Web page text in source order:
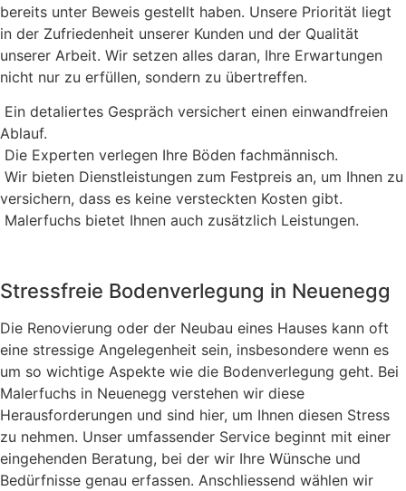
bereits unter Beweis gestellt haben. Unsere Priorität liegt
in der Zufriedenheit unserer Kunden und der Qualität
unserer Arbeit. Wir setzen alles daran, Ihre Erwartungen
nicht nur zu erfüllen, sondern zu übertreffen.
Ein detaliertes Gespräch versichert einen einwandfreien
Ablauf.
Die Experten verlegen Ihre Böden fachmännisch.
Wir bieten Dienstleistungen zum Festpreis an, um Ihnen zu
versichern, dass es keine versteckten Kosten gibt.
Malerfuchs bietet Ihnen auch zusätzlich Leistungen.
Stressfreie Bodenverlegung in Neuenegg
Die Renovierung oder der Neubau eines Hauses kann oft
eine stressige Angelegenheit sein, insbesondere wenn es
um so wichtige Aspekte wie die Bodenverlegung geht. Bei
Malerfuchs in Neuenegg verstehen wir diese
Herausforderungen und sind hier, um Ihnen diesen Stress
zu nehmen. Unser umfassender Service beginnt mit einer
eingehenden Beratung, bei der wir Ihre Wünsche und
Bedürfnisse genau erfassen. Anschliessend wählen wir